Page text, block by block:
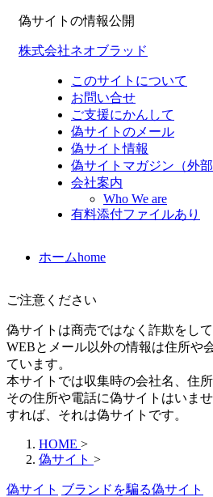
偽サイトの情報公開
株式会社ネオブラッド
このサイトについて
お問い合せ
ご支援にかんして
偽サイトのメール
偽サイト情報
偽サイトマガジン（外部
会社案内
Who We are
有料添付ファイルあり
ホームhome
ご注意ください
偽サイトは商売ではなく詐欺をし
WEBとメール以外の情報は住所や
ています。
本サイトでは収集時の会社名、住
その住所や電話に偽サイトはいま
すれば、それは偽サイトです。
HOME >
偽サイト >
偽サイト ブランドを騙る偽サイト